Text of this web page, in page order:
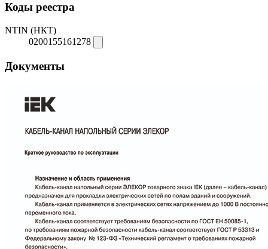
Коды реестра
NTIN (НКТ)
0200155161278
Документы